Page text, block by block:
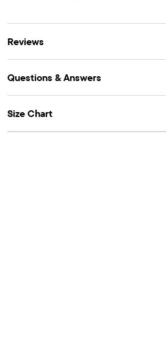
Reviews
Questions & Answers
Size Chart